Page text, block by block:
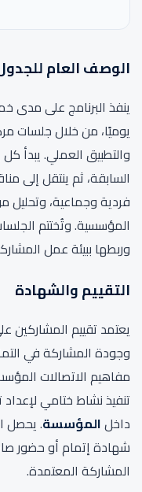
الوصف العام
ينفذ البرنامج على مدى
يوميًا، من خلال جلسات
والتطبيق العملي. يبدأ
السابقة، ثم ينتقل إلى
فردية وجماعية، وتحليل
المؤسسية. وتُختتم
وربطها ببيئة عمل
التقييم والشهادة
يعتمد تقييم المشاركين
وجودة المشاركة في
مفاهيم الاتصالات
تنفيذ نشاط ختامي
داخلالمؤسسة. يحصل
المشاركة المعتمدة.